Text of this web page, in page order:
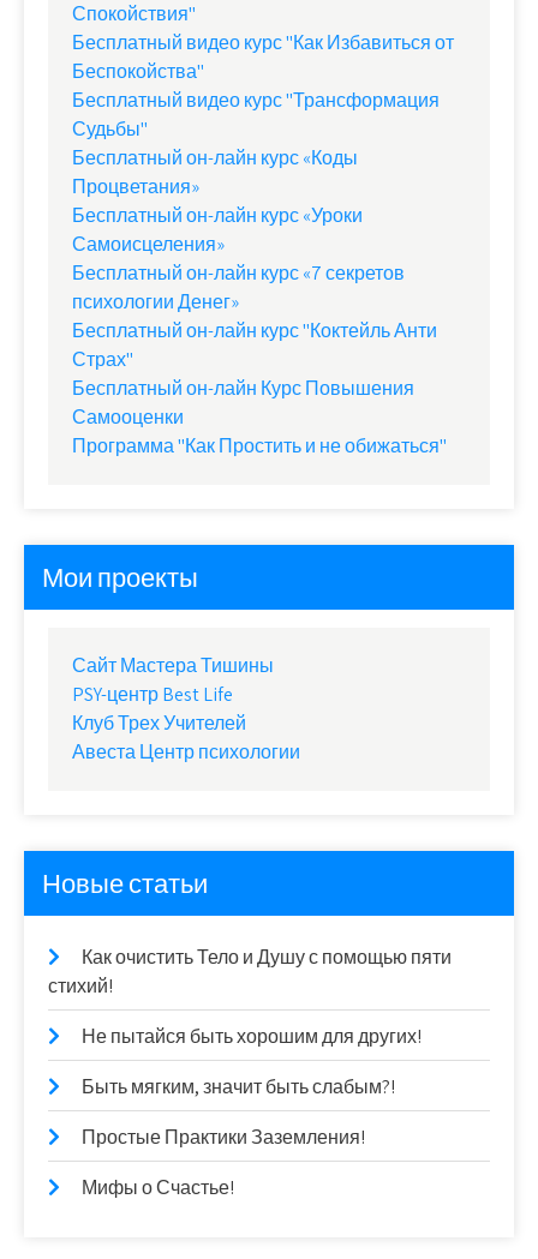
Спокойствия"
Бесплатный видео курс "Как Избавиться от
Беспокойства"
Бесплатный видео курс "Трансформация
Судьбы"
Бесплатный он-лайн курс «Коды
Процветания»
Бесплатный он-лайн курс «Уроки
Самоисцеления»
Бесплатный он-лайн курс «7 секретов
психологии Денег»
Бесплатный он-лайн курс "Коктейль Анти
Страх"
Бесплатный он-лайн Курс Повышения
Самооценки
Программа "Как Простить и не обижаться"
Мои проекты
Сайт Мастера Тишины
PSY-центр Best Life
Клуб Трех Учителей
Авеста Центр психологии
Новые статьи
Как очистить Тело и Душу с помощью пяти
стихий!
Не пытайся быть хорошим для других!
Быть мягким, значит быть слабым?!
Простые Практики Заземления!
Мифы о Счастье!